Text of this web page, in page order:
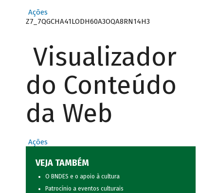
Ações
Z7_7QGCHA41LODH60A3OQA8RN14H3
Visualizador
do Conteúdo
da Web
Ações
VEJA TAMBÉM
O BNDES e o apoio à cultura
Patrocínio a eventos culturais